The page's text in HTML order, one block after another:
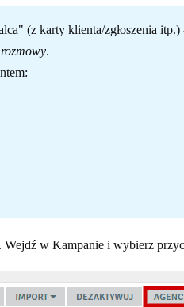
(z karty klienta/zgłoszenia
.
Wejdź w Kampanie i wybierz